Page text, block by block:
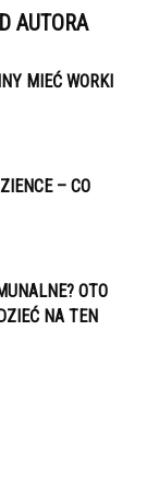
AUTORA
MIEĆ WORKI
– CO
OTO
NA TEN